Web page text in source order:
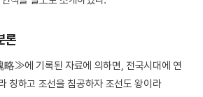
론
≫에 기록된 자료에 의하면, 전국시대에 연
칭하고 조선을 침공하자 조선도 왕이라